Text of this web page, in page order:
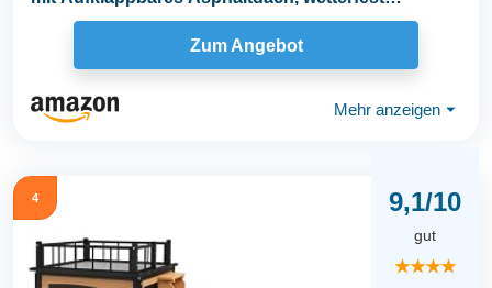
Hundehöhle...
Zum Angebot
Mehr anzeigen ⏷
4 9,1/10
gut
★★★★